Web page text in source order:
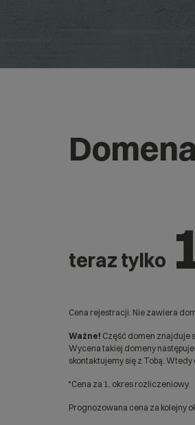
teraz tylko
Cena rejestracji. Nie zawiera
Ważne! Część domen znajduje
Wycena takiej domeny
skontaktujemy się z Tobą.
*Cena za 1. okres rozliczeniowy.
Prognozowana cena za kolejny